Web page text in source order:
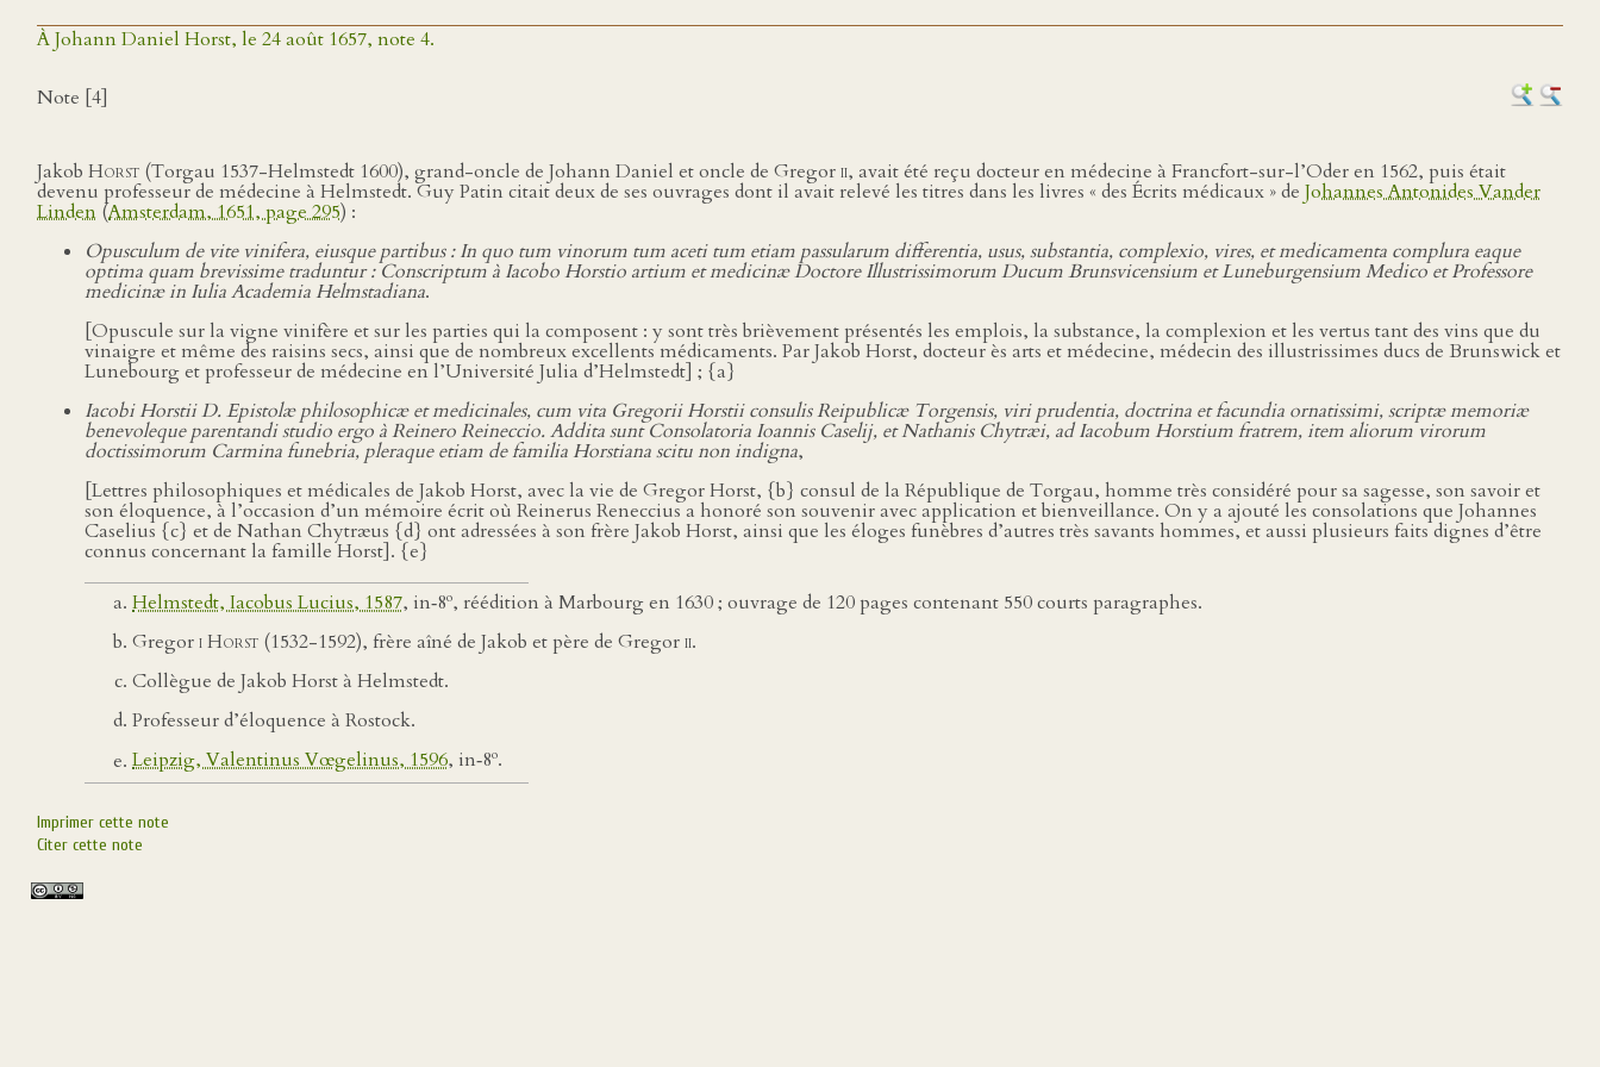
À Johann Daniel Horst, le 24 août 1657, note 4.
Note [4]
Jakob Horst (Torgau 1537-Helmstedt 1600), grand-oncle de Johann Daniel et oncle de Gregorii, avait été reçu docteur en médecine à Francfort-sur-l’Oder en 1562, puis était
devenu professeur de médecine à Helmstedt. Guy Patin citait deux de ses ouvrages dont il avait relevé les titres dans les livres « des Écrits médicaux » de Johannes Antonides Vander
Linden (Amsterdam, 1651, page 295) :
Opusculum de vite vinifera, eiusque partibus : In quo tum vinorum tum aceti tum etiam passularum differentia, usus, substantia, complexio, vires, et medicamenta complura eaque
optima quam brevissime traduntur : Conscriptum à Iacobo Horstio artium et medicinæ Doctore Illustrissimorum Ducum Brunsvicensium et Luneburgensium Medico et Professore
medicinæ in Iulia Academia Helmstadiana.
[Opuscule sur la vigne vinifère et sur les parties qui la composent : y sont très brièvement présentés les emplois, la substance, la complexion et les vertus tant des vins que du
vinaigre et même des raisins secs, ainsi que de nombreux excellents médicaments. Par Jakob Horst, docteur ès arts et médecine, médecin des illustrissimes ducs de Brunswick et
Lunebourg et professeur de médecine en l’Université Julia d’Helmstedt] ; {a}
Iacobi Horstii D. Epistolæ philosophicæ et medicinales, cum vita Gregorii Horstii consulis Reipublicæ Torgensis, viri prudentia, doctrina et facundia ornatissimi, scriptæ memoriæ
benevoleque parentandi studio ergo à Reinero Reineccio. Addita sunt Consolatoria Ioannis Caselij, et Nathanis Chytræi, ad Iacobum Horstium fratrem, item aliorum virorum
doctissimorum Carmina funebria, pleraque etiam de familia Horstiana scitu non indigna,
[Lettres philosophiques et médicales de Jakob Horst, avec la vie de Gregor Horst, {b} consul de la République de Torgau, homme très considéré pour sa sagesse, son savoir et
son éloquence, à l’occasion d’un mémoire écrit où Reinerus Reneccius a honoré son souvenir avec application et bienveillance. On y a ajouté les consolations que Johannes
Caselius {c} et de Nathan Chytræus {d} ont adressées à son frère Jakob Horst, ainsi que les éloges funèbres d’autres très savants hommes, et aussi plusieurs faits dignes d’être
connus concernant la famille Horst]. {e}
Helmstedt, Iacobus Lucius, 1587, in‑8o, réédition à Marbourg en 1630 ; ouvrage de 120 pages contenant 550 courts paragraphes.
Gregori Horst (1532-1592), frère aîné de Jakob et père de Gregorii.
Collègue de Jakob Horst à Helmstedt.
Professeur d’éloquence à Rostock.
Leipzig, Valentinus Vœgelinus, 1596, in‑8o.
Imprimer cette note
Citer cette note